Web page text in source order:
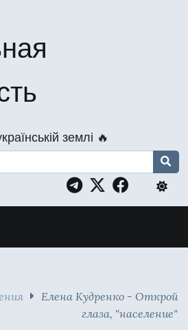
землі 🔥
Елена Кудренко - Открой
глаза, "население"